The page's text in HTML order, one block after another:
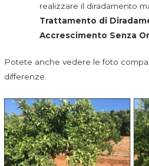
realizzare il diradamento
Trattamento di
Accrescimento Senza
Potete anche vedere le foto
differenze.